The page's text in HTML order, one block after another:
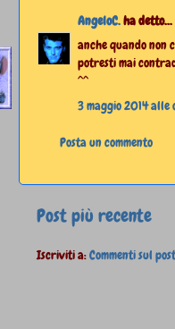
AngeloC.ha detto...
anche quando non
potresti mai
^^
3 maggio 2014 alle
Posta un commento
Post più recente
Iscriviti a:Commenti sul